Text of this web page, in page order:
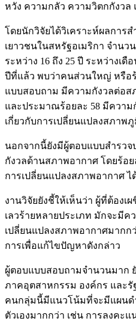
หวัง ความกลัว ความวิตกกังวล
โดยนักวิจัยได้วิเคราะห์ผลการ
เยาวชนในสหรัฐอเมริกา จำน
ระหว่าง 16 ถึง 25 ปี ระหว่างเ
ปีที่แล้ว พบว่าคนส่วนใหญ่ หรือ
แบบสอบถาม มีความกังวลต่อส
และประมาณร้อยละ 58 มีควา
เกี่ยวกับการเปลี่ยนแปลงสภาพ
นอกจากนี้ยังมีผู้ตอบแบบสำรว
กังวลด้านสภาพอากาศ โดยร้อย
การเปลี่ยนแปลงสภาพอากาศ
งานวิจัยยังชี้ให้เห็นว่า ผู้ที่ต้อง
เลวร้ายหลายประเภท มักจะมีค
เปลี่ยนแปลงสภาพอากาศมากก
การเพื่อแก้ไขปัญหาดังกล่าว
ผู้ตอบแบบสอบถามจำนวนมาก
ภาคอุตสาหกรรม องค์กร และรั
คนกลุ่มนี้มีแนวโน้มที่จะมีแผนด
ตัวเองมากกว่า เช่น การลงคะ